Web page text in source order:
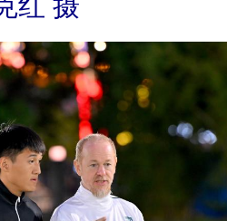
红 摄